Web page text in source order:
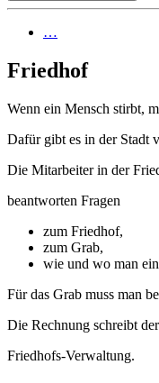
…
Friedhof
Wenn ein Mensch stirbt,
Dafür gibt es in der Stadt
Die Mitarbeiter in der
beantworten Fragen
zum Friedhof,
zum Grab,
wie und wo man
Für das Grab muss man
Die Rechnung schreibt
Friedhofs-Verwaltung.